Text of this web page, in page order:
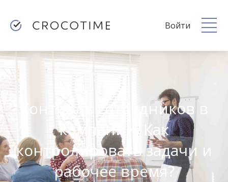
Войти
Контроль сотрудников в
компании. Как
контролировать задачи и
рабочее время?